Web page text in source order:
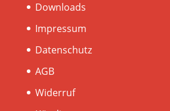
Downloads
Impressum
Datenschutz
AGB
Widerruf